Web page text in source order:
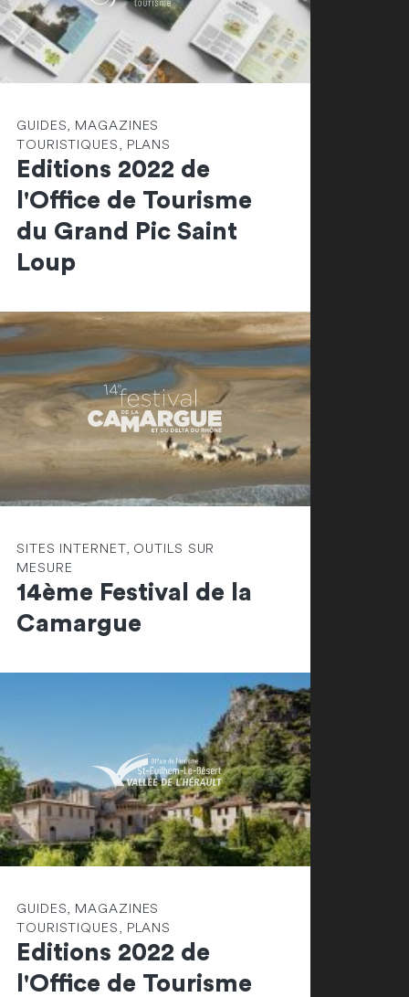
GUIDES, MAGAZINES
TOURISTIQUES, PLANS
Editions 2022 de
l'Office de Tourisme
du Grand Pic Saint
Loup
SITES INTERNET, OUTILS SUR
MESURE
14ème Festival de la
Camargue
GUIDES, MAGAZINES
TOURISTIQUES, PLANS
Editions 2022 de
l'Office de Tourisme